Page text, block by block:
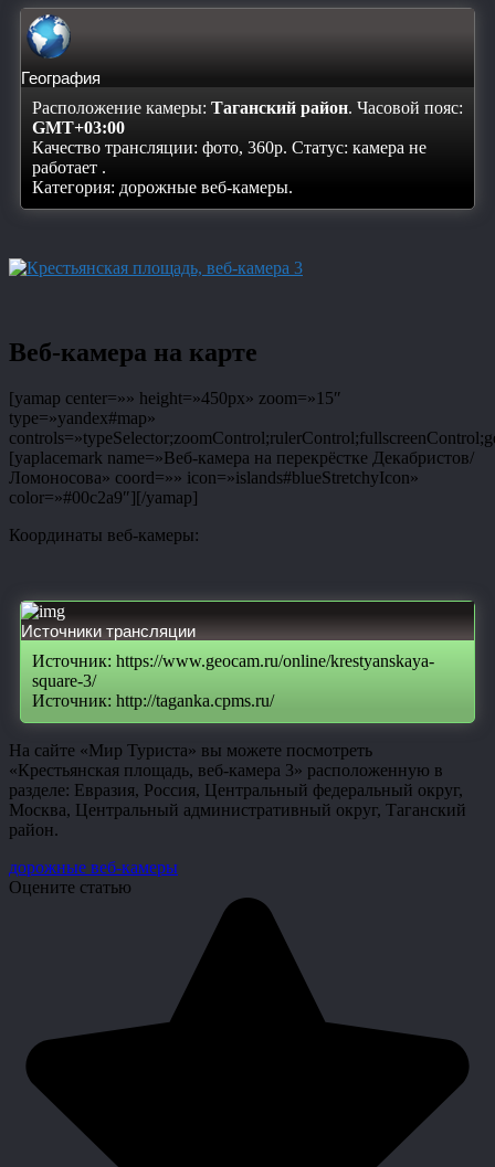
География
Расположение камеры: Таганский район. Часовой пояс:
GMT+03:00
Качество трансляции: фото, 360p. Статус: камера не
работает .
Категория: дорожные веб-камеры.
Веб-камера на карте
[yamap center=»» height=»450px» zoom=»15″
type=»yandex#map»
[yaplacemark name=»Веб-камера на перекрёстке Декабристов/
Ломоносова» coord=»» icon=»islands#blueStretchyIcon»
color=»#00c2a9″][/yamap]
Координаты веб-камеры:
Источники трансляции
Источник: https://www.geocam.ru/online/krestyanskaya-
square-3/
Источник: http://taganka.cpms.ru/
На сайте «Мир Туриста» вы можете посмотреть
«Крестьянская площадь, веб-камера 3» расположенную в
разделе: Евразия, Россия, Центральный федеральный округ,
Москва, Центральный административный округ, Таганский
район.
дорожные веб-камеры
Оцените статью